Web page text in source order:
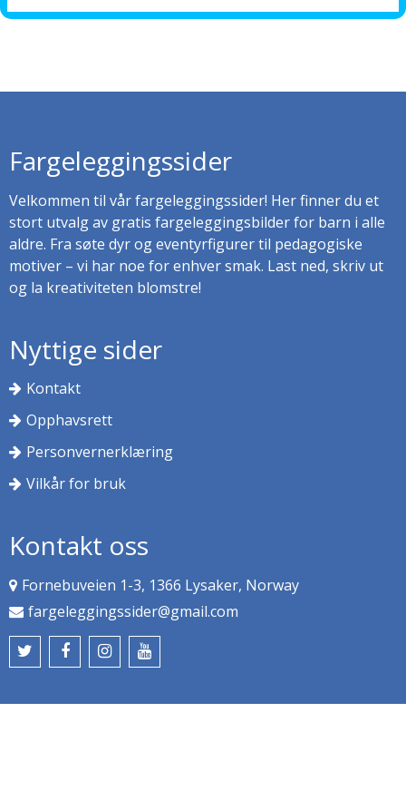
Fargeleggingssider
Velkommen til vår fargeleggingssider! Her finner du et
stort utvalg av gratis fargeleggingsbilder for barn i alle
aldre. Fra søte dyr og eventyrfigurer til pedagogiske
motiver – vi har noe for enhver smak. Last ned, skriv ut
og la kreativiteten blomstre!
Nyttige sider
Kontakt
Opphavsrett
Personvernerklæring
Vilkår for bruk
Kontakt oss
Fornebuveien 1-3, 1366 Lysaker, Norway
fargeleggingssider@gmail.com